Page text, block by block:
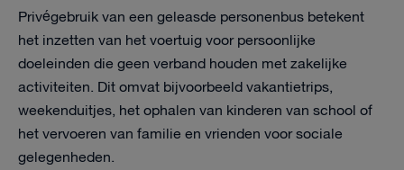
Privégebruik van een geleasde personenbus betekent
het inzetten van het voertuig voor persoonlijke
doeleinden die geen verband houden met zakelijke
activiteiten. Dit omvat bijvoorbeeld vakantietrips,
weekenduitjes, het ophalen van kinderen van school of
het vervoeren van familie en vrienden voor sociale
gelegenheden.